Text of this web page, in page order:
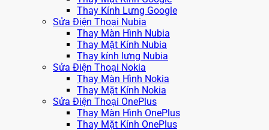
Thay Kính Lưng Google
Sửa Điện Thoại Nubia
Thay Màn Hình Nubia
Thay Mặt Kính Nubia
Thay kính lưng Nubia
Sửa Điện Thoại Nokia
Thay Màn Hình Nokia
Thay Mặt Kính Nokia
Sửa Điện Thoại OnePlus
Thay Màn Hình OnePlus
Thay Mặt Kính OnePlus